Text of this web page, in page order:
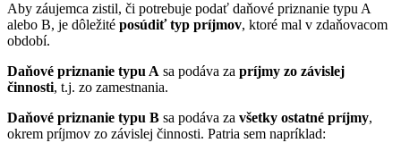
Aby záujemca zistil, či potrebuje podať daňové priznanie typu A
alebo B, je dôležité posúdiť typ príjmov, ktoré mal v zdaňovacom
období.
Daňové priznanie typu A sa podáva za príjmy zo závislej
činnosti, t.j. zo zamestnania.
Daňové priznanie typu B sa podáva za všetky ostatné príjmy,
okrem príjmov zo závislej činnosti. Patria sem napríklad: